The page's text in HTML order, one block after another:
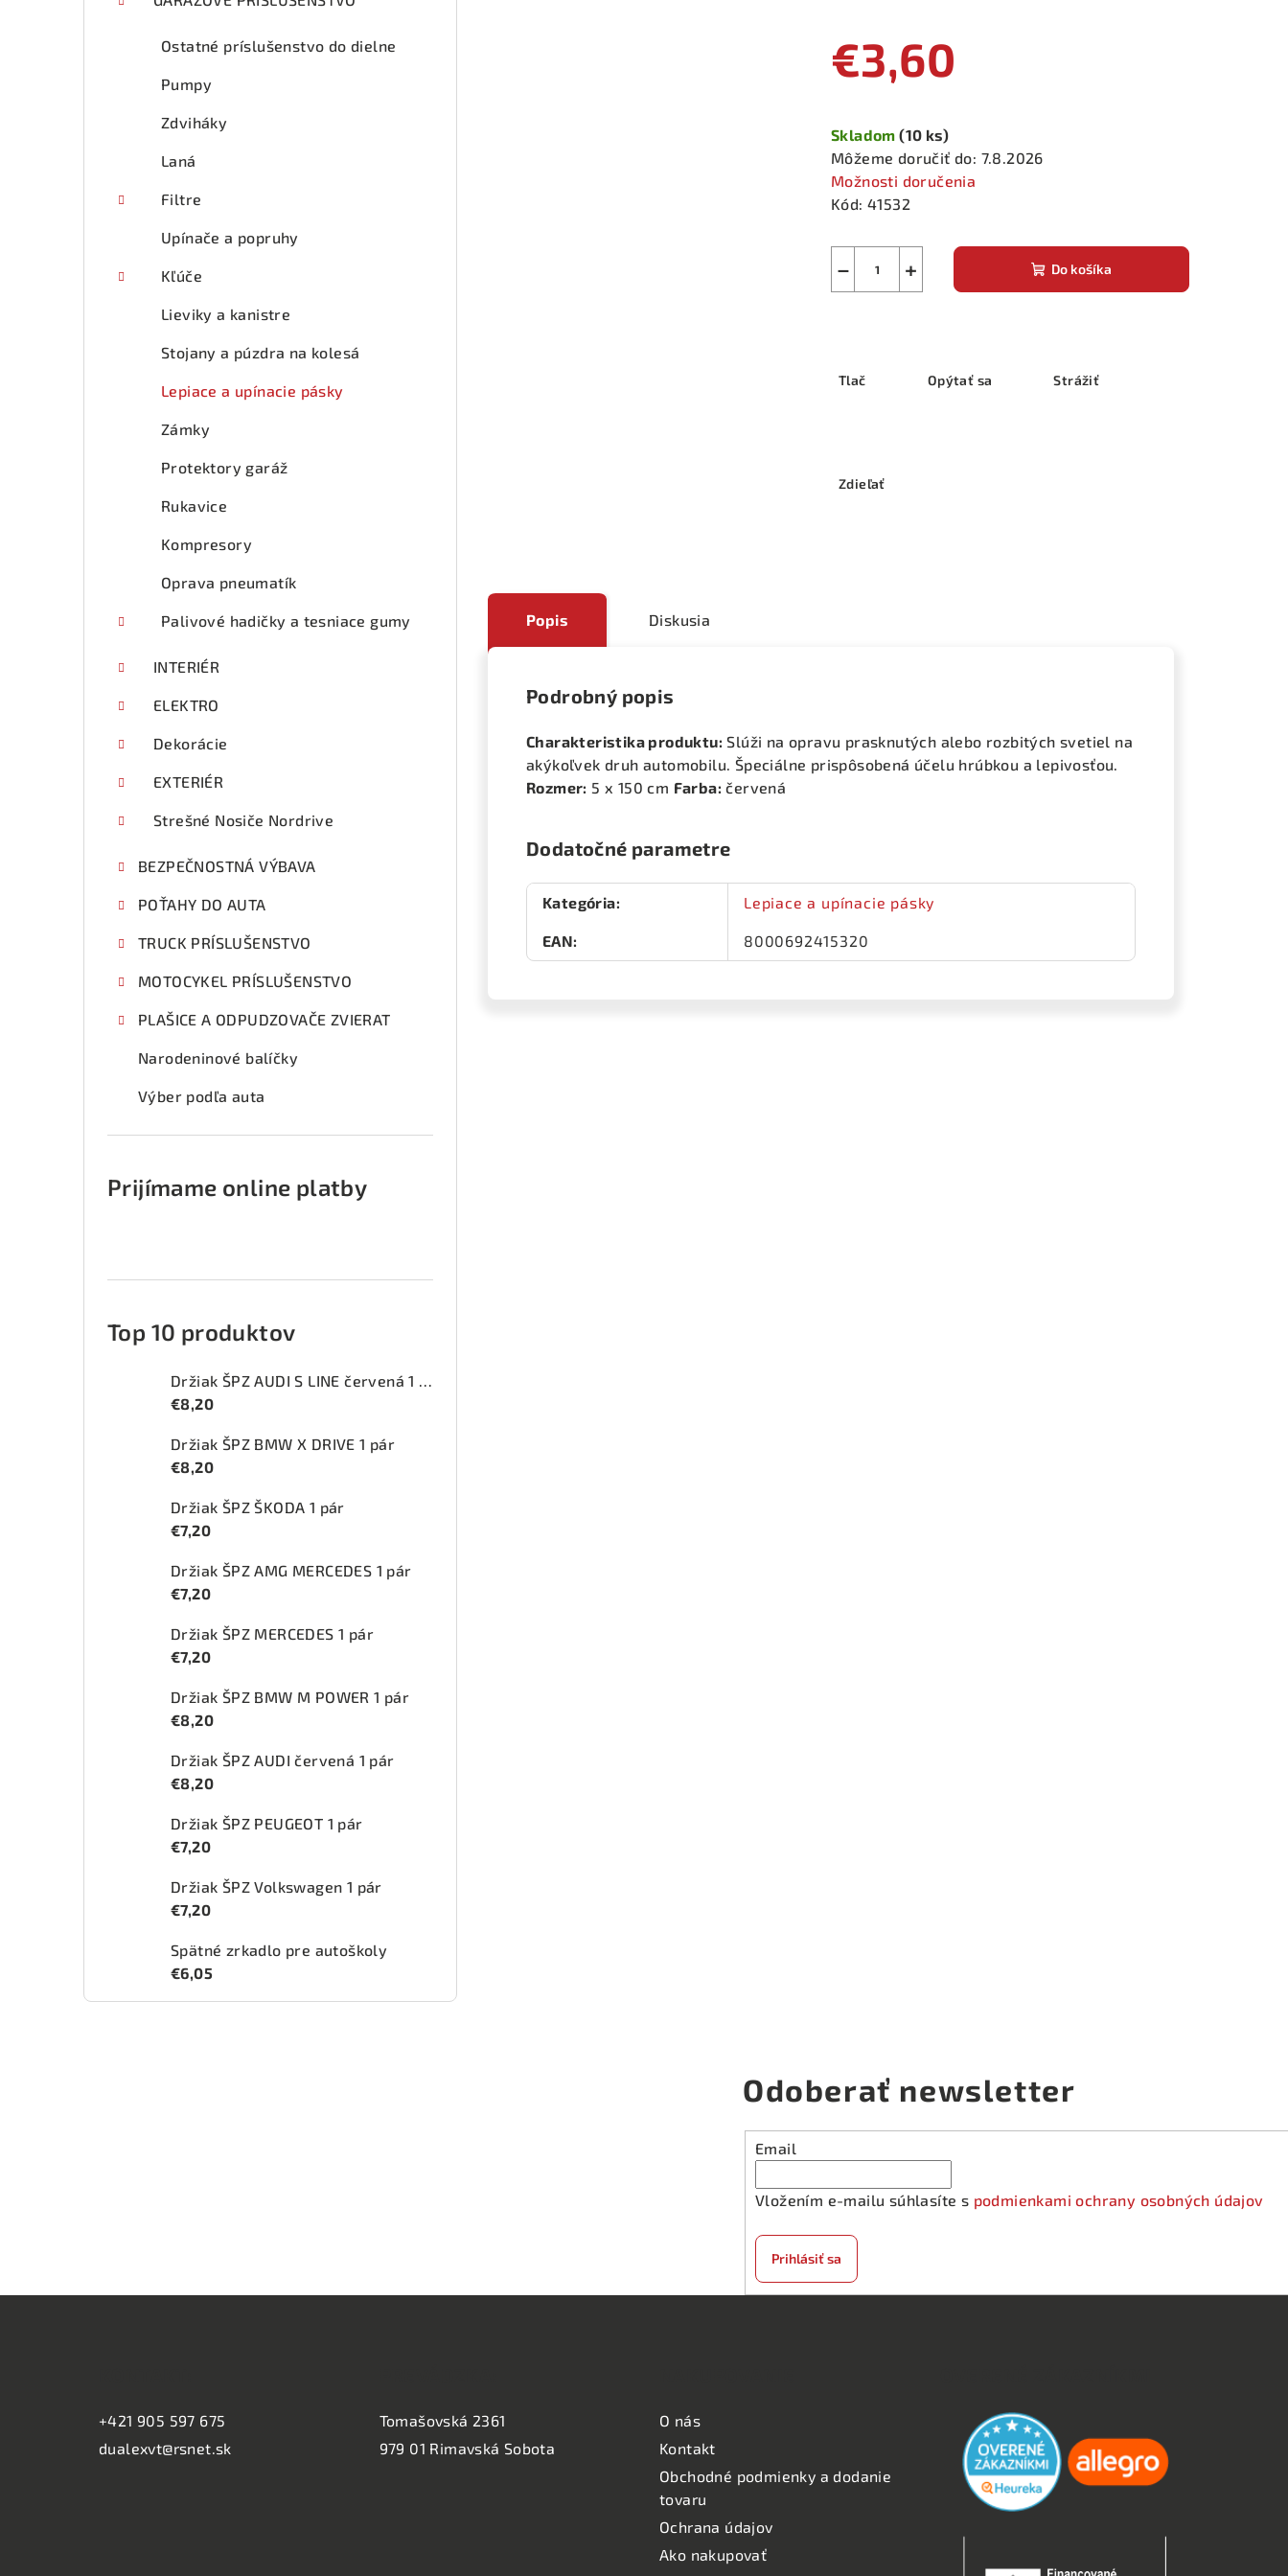
Ostatné príslušenstvo do dielne
Pumpy
Zdviháky
Laná
Filtre
Upínače a popruhy
Kľúče
Lieviky a kanistre
Stojany a púzdra na kolesá
Lepiace a upínacie pásky
Zámky
Protektory garáž
Rukavice
Kompresory
Oprava pneumatík
Palivové hadičky a tesniace gumy
INTERIÉR
ELEKTRO
Dekorácie
EXTERIÉR
Strešné Nosiče Nordrive
BEZPEČNOSTNÁ VÝBAVA
POŤAHY DO AUTA
TRUCK PRÍSLUŠENSTVO
MOTOCYKEL PRÍSLUŠENSTVO
PLAŠICE A ODPUDZOVAČE ZVIERAT
Narodeninové balíčky
Výber podľa auta
Prijímame online platby
Top 10 produktov
Držiak ŠPZ AUDI S LINE červená 1 pár
€8,20
Držiak ŠPZ BMW X DRIVE 1 pár
€8,20
Držiak ŠPZ ŠKODA 1 pár
€7,20
Držiak ŠPZ AMG MERCEDES 1 pár
€7,20
Držiak ŠPZ MERCEDES 1 pár
€7,20
Držiak ŠPZ BMW M POWER 1 pár
€8,20
Držiak ŠPZ AUDI červená 1 pár
€8,20
Držiak ŠPZ PEUGEOT 1 pár
€7,20
Držiak ŠPZ Volkswagen 1 pár
€7,20
Spätné zrkadlo pre autoškoly
€6,05
€3,60
cena:
Skladom(10 ks)
Môžeme doručiť do: 7.8.2026
Možnosti doručenia
Kód: 41532
+
− Do košíka
Tlač Opýtať sa Strážiť
Zdieľať
Popis Diskusia
Podrobný popis
Charakteristika produktu: Slúži na opravu prasknutých alebo rozbitých svetiel na
akýkoľvek druh automobilu. Špeciálne prispôsobená účelu hrúbkou a lepivosťou.
Rozmer: 5 x 150 cm Farba: červená
Dodatočné parametre
Kategória: Lepiace a upínacie pásky
EAN: 8000692415320
Odoberať newsletter
Email
Vložením e-mailu súhlasíte s podmienkami ochrany osobných údajov
Prihlásiť sa
+421 905 597 675
dualexvt@rsnet.sk
Tomašovská 2361
979 01 Rimavská Sobota
O nás
Kontakt
Obchodné podmienky a dodanie
tovaru
Ochrana údajov
Ako nakupovať